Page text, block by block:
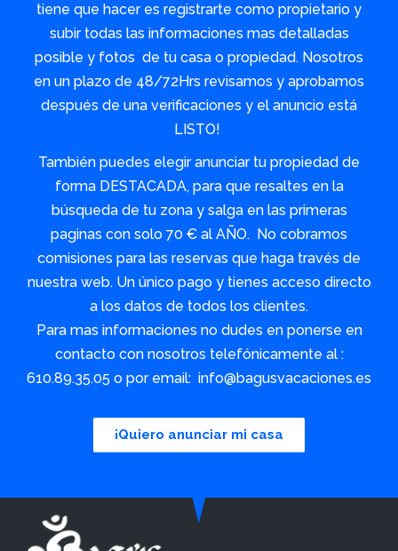
tiene que hacer es registrarte como propietario y
subir todas las informaciones mas detalladas
posible y fotos de tu casa o propiedad. Nosotros
en un plazo de 48/72Hrs revisamos y aprobamos
después de una verificaciones y el anuncio está
LISTO!
También puedes elegir anunciar tu propiedad de
forma DESTACADA, para que resaltes en la
búsqueda de tu zona y salga en las primeras
paginas con solo 70 € al AÑO. No cobramos
comisiones para las reservas que haga través de
nuestra web. Un único pago y tienes acceso directo
a los datos de todos los clientes.
Para mas informaciones no dudes en ponerse en
contacto con nosotros telefónicamente al :
610.89.35.05 o por email: info@bagusvacaciones.es
¡Quiero anunciar mi casa